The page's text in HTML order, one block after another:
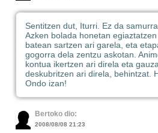
Sentitzen dut, Iturri. Ez da
Azken bolada honetan
batean sartzen ari garela, eta
gogorra dela zentzu askotan.
kontua ikertzen ari direla eta
deskubritzen ari direla, behintzat.
Ondo izan!
Bertoko dio:
2008/08/08 21:23